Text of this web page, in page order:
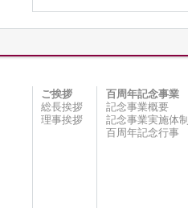
ご挨拶
総長挨拶
理事挨拶
百周年記念事業
記念事業概要
記念事業実施体制
百周年記念行事